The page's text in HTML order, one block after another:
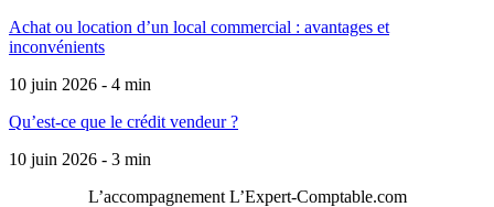
Achat ou location d’un local commercial : avantages et
inconvénients
10 juin 2026 - 4 min
Qu’est-ce que le crédit vendeur ?
10 juin 2026 - 3 min
L’accompagnement L’Expert-Comptable.com